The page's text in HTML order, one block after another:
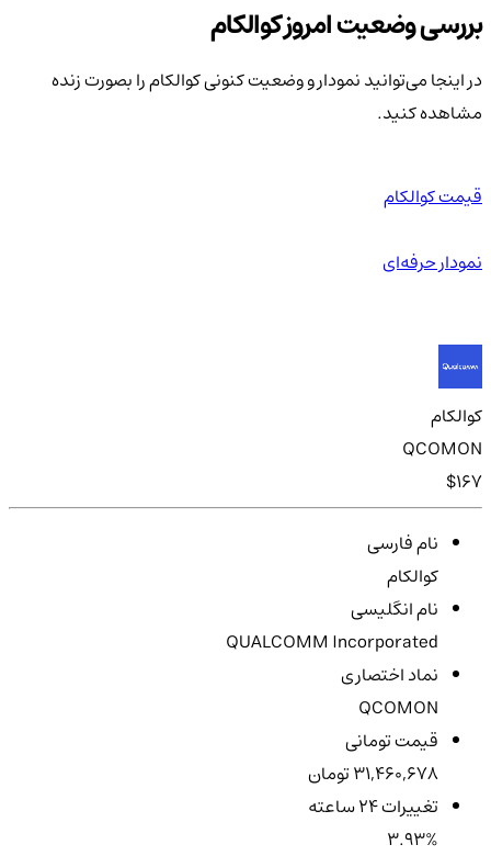
بررسی وضعیت امروز کوالکام
در اینجا می‌توانید نمودار و وضعیت کنونی کوالکام را بصورت زنده
مشاهده کنید.
قیمت کوالکام
نمودار حرفه‌ای
کوالکام
QCOMON
$167
نام فارسی
کوالکام
نام انگلیسی
QUALCOMM Incorporated
نماد اختصاری
QCOMON
قیمت تومانی
31,460,678 تومان
تغییرات ۲۴ ساعته
3.93%